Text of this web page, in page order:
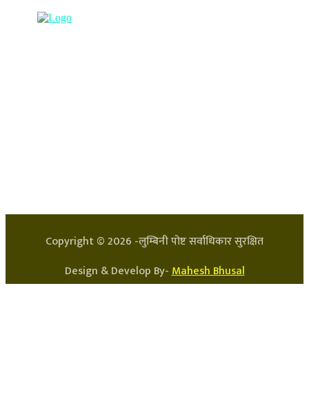
Copyright ©2026 -लुम्बिनी पोष्ट सर्वाधिकार सुरक्षित
Design & Develop By-Mahesh Bhusal